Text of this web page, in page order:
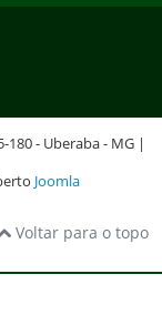
180 - Uberaba - MG |
Joomla
Voltar para o topo